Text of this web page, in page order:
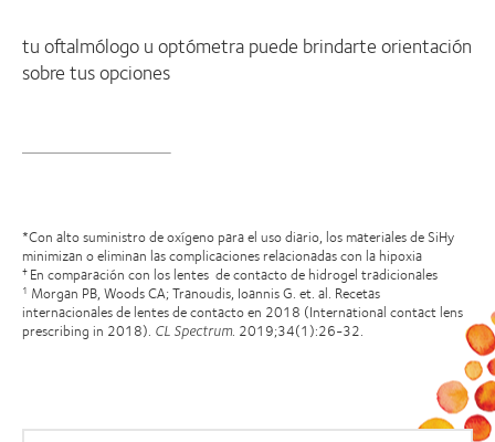
tu oftalmólogo u optómetra puede brindarte orientación
sobre tus opciones
*Con alto suministro de oxígeno para el uso diario, los materiales de SiHy
minimizan o eliminan las complicaciones relacionadas con la hipoxia
† En comparación con los lentes de contacto de hidrogel tradicionales
1 Morgan PB, Woods CA; Tranoudis, Ioannis G. et. al. Recetas
internacionales de lentes de contacto en 2018 (International contact lens
prescribing in 2018). CL Spectrum. 2019;34(1):26-32.